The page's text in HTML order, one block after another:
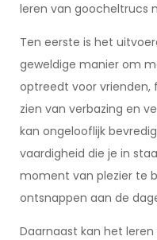
leren van goocheltrucs
Ten eerste is het
geweldige manier om
optreedt voor vrienden,
zien van verbazing en
kan ongelooflijk
vaardigheid die je in
moment van plezier te
ontsnappen aan de
Daarnaast kan het